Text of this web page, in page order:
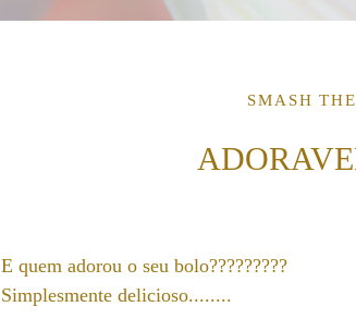
SMASH
E quem adorou o seu bolo?????????
Simplesmente delicioso........